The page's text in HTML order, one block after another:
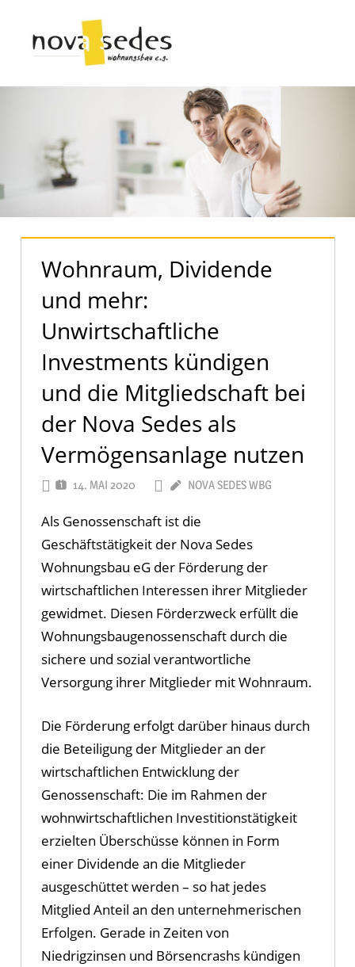
Inhalt
springen
Nova
Der
offizielle
Wohnraum, Dividende
und mehr:
Unwirtschaftliche
Investments kündigen
und die Mitgliedschaft bei
der Nova Sedes als
Vermögensanlage nutzen
14. MAI 2020 NOVA SEDES WBG
Als Genossenschaft ist die
Geschäftstätigkeit der Nova Sedes
Wohnungsbau eG der Förderung der
wirtschaftlichen Interessen ihrer Mitglieder
gewidmet. Diesen Förderzweck erfüllt die
Wohnungsbaugenossenschaft durch die
sichere und sozial verantwortliche
Versorgung ihrer Mitglieder mit Wohnraum.
Die Förderung erfolgt darüber hinaus durch
die Beteiligung der Mitglieder an der
wirtschaftlichen Entwicklung der
Genossenschaft: Die im Rahmen der
wohnwirtschaftlichen Investitionstätigkeit
erzielten Überschüsse können in Form
einer Dividende an die Mitglieder
ausgeschüttet werden – so hat jedes
Mitglied Anteil an den unternehmerischen
Erfolgen. Gerade in Zeiten von
Niedrigzinsen und Börsencrashs kündigen